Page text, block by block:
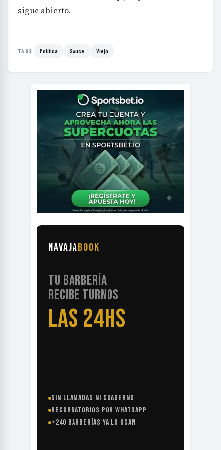
sigue abierto.
TAGS Política Sauce Viejo
NAVAJABOOK
TU BARBERÍA
RECIBE TURNOS
LAS 24HS
SIN LLAMADAS NI CUADERNO
RECORDATORIOS POR WHATSAPP
+240 BARBERÍAS YA LO USAN